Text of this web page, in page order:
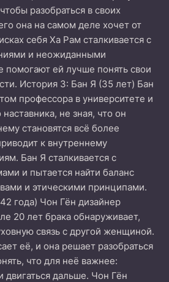
разобраться в своих
она на самом деле хочет от
себя Ха Рам сталкивается с
и неожиданными
помогают ей лучше понять свои
История 3: Бан Я (35 лет) Бан
профессора в университете и
не зная, что он
становятся всё более
к внутреннему
Бан Я сталкивается с
и пытается найти баланс
и этическими принципами.
года) Чон Гён дизайнер
20 лет брака обнаруживает,
связь с другой женщиной.
её, и она решает разобраться
что для неё важнее:
двигаться дальше. Чон Гён